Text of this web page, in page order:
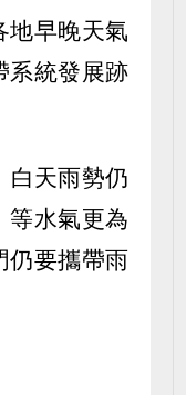
地早晚天氣
系統發展跡
白天雨勢仍
等水氣更為
仍要攜帶雨